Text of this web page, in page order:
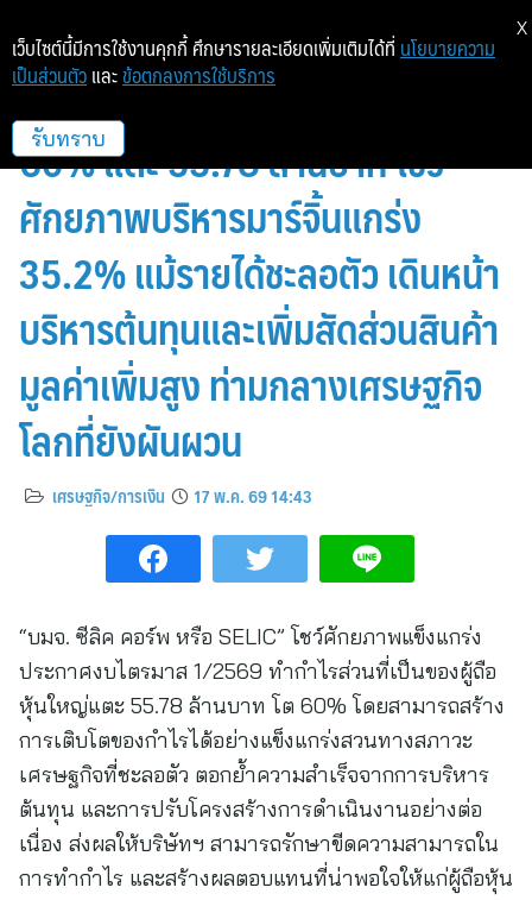
SELIC ทำกำไร Q1/69 พุ่งแรง
60% แตะ 55.78 ล้านบาท โชว์
ศักยภาพบริหารมาร์จิ้นแกร่ง
35.2% แม้รายได้ชะลอตัว เดินหน้า
บริหารต้นทุนและเพิ่มสัดส่วนสินค้า
มูลค่าเพิ่มสูง ท่ามกลางเศรษฐกิจ
โลกที่ยังผันผวน
เศรษฐกิจ/การเงิน 17 พ.ค. 69 14:43
“บมจ. ซีลิค คอร์พ หรือ SELIC” โชว์ศักยภาพแข็งแกร่ง
ประกาศงบไตรมาส 1/2569 ทำกำไรส่วนที่เป็นของผู้ถือ
หุ้นใหญ่แตะ 55.78 ล้านบาท โต 60% โดยสามารถสร้าง
การเติบโตของกำไรได้อย่างแข็งแกร่งสวนทางสภาวะ
เศรษฐกิจที่ชะลอตัว ตอกย้ำความสำเร็จจากการบริหาร
ต้นทุน และการปรับโครงสร้างการดำเนินงานอย่างต่อ
เนื่อง ส่งผลให้บริษัทฯ สามารถรักษาขีดความสามารถใน
การทำกำไร และสร้างผลตอบแทนที่น่าพอใจให้แก่ผู้ถือหุ้น
เว็บไซต์นี้มีการใช้งานคุกกี้ ศึกษารายละเอียดเพิ่มเติมได้ที่ นโยบายความ
เป็นส่วนตัว และ ข้อตกลงการใช้บริการ
รับทราบ
X